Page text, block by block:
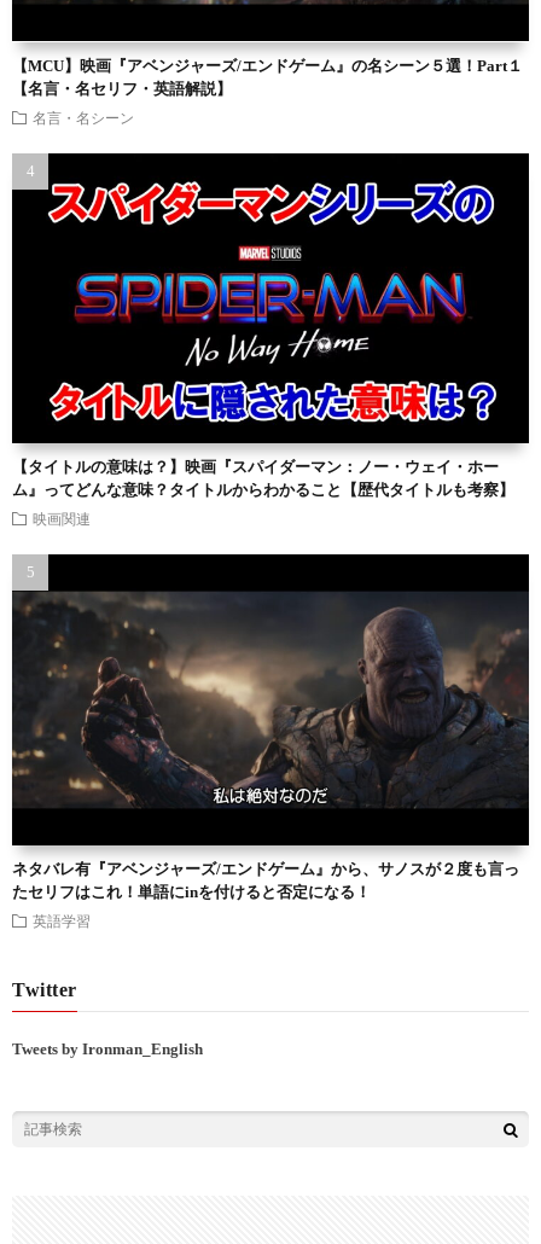
【MCU】映画『アベンジャーズ/エンドゲーム』の名シーン５選！Part１
【名言・名セリフ・英語解説】
名言・名シーン
【タイトルの意味は？】映画『スパイダーマン：ノー・ウェイ・ホー
ム』ってどんな意味？タイトルからわかること【歴代タイトルも考察】
映画関連
ネタバレ有『アベンジャーズ/エンドゲーム』から、サノスが２度も言っ
たセリフはこれ！単語にinを付けると否定になる！
英語学習
Twitter
Tweets by Ironman_English